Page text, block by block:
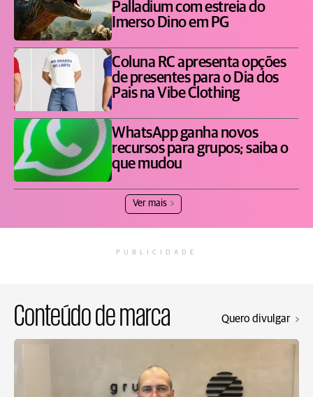
Palladium com estreia do
Imerso Dino em PG
Coluna RC apresenta opções
de presentes para o Dia dos
Pais na Vibe Clothing
WhatsApp ganha novos
recursos para grupos; saiba o
que mudou
Ver mais
PUBLICIDADE
Conteúdo de marca Quero divulgar